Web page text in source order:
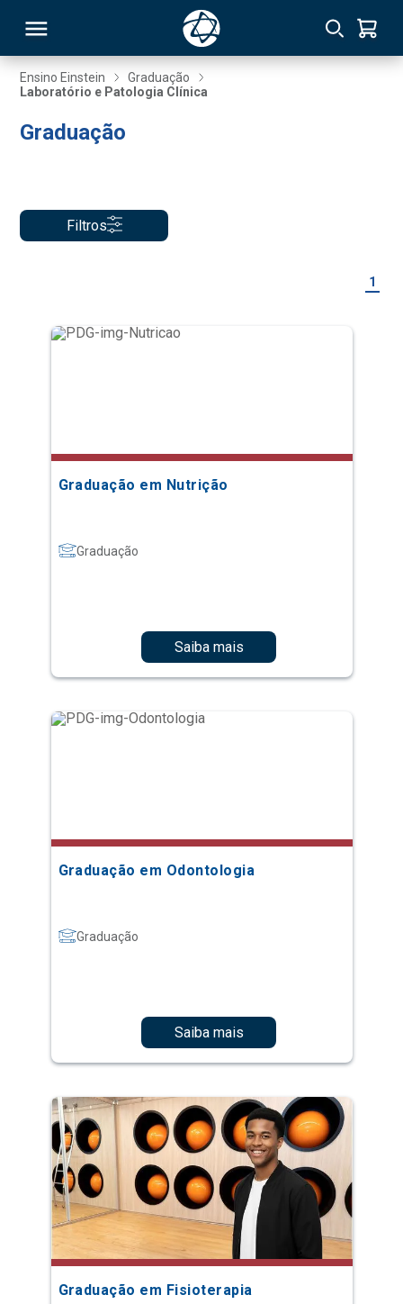
Ensino Einstein
Graduação
Laboratório e Patologia Clínica
Graduação
Filtros
1
Graduação em Nutrição
Graduação
Saiba mais
Graduação em Odontologia
Graduação
Saiba mais
Graduação em Fisioterapia